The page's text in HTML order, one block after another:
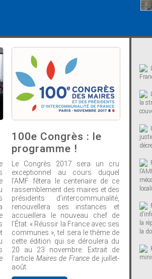
100e Congrès : le
programme !
Le Congrès 2017 sera un cru
exceptionnel au cours duquel
l’AMF fêtera le centenaire de ce
rassemblement des maires et des
présidents d’intercommunalité,
renouvellera ses instances et
accueillera le nouveau chef de
l’État. « Réussir la France avec ses
communes », tel sera le thème de
cette édition qui se déroulera du
20 au 23 novembre. Extrait de
l'article Maires de Francede juillet-
août.
la
la
la